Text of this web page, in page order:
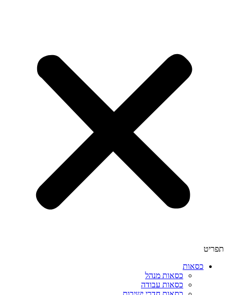
תפריט
כסאות
כסאות מנהל
כסאות עבודה